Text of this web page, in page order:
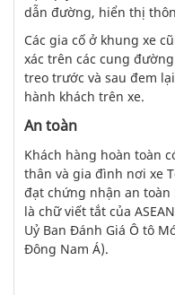
dẫn đường, hiển thị
Các gia cố ở khung xe
xác trên các cung
treo trước và sau đem
hành khách trên xe.
An toàn
Khách hàng hoàn toàn
thân và gia đình nơi xe
đạt chứng nhận an toàn
là chữ viết tắt của
Uỷ Ban Đánh Giá Ô tô
Đông Nam Á).